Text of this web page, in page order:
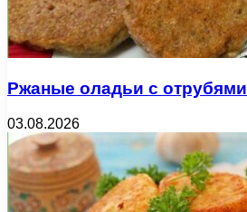
Ржаные оладьи с отрубями
03.08.2026